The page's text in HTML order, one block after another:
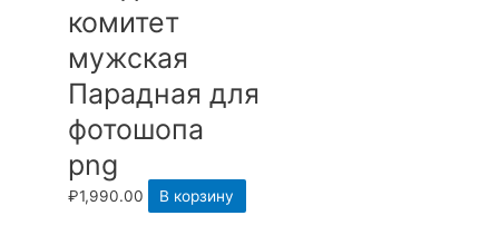
комитет
мужская
Парадная для
фотошопа
png
₽1,990.00 В корзину